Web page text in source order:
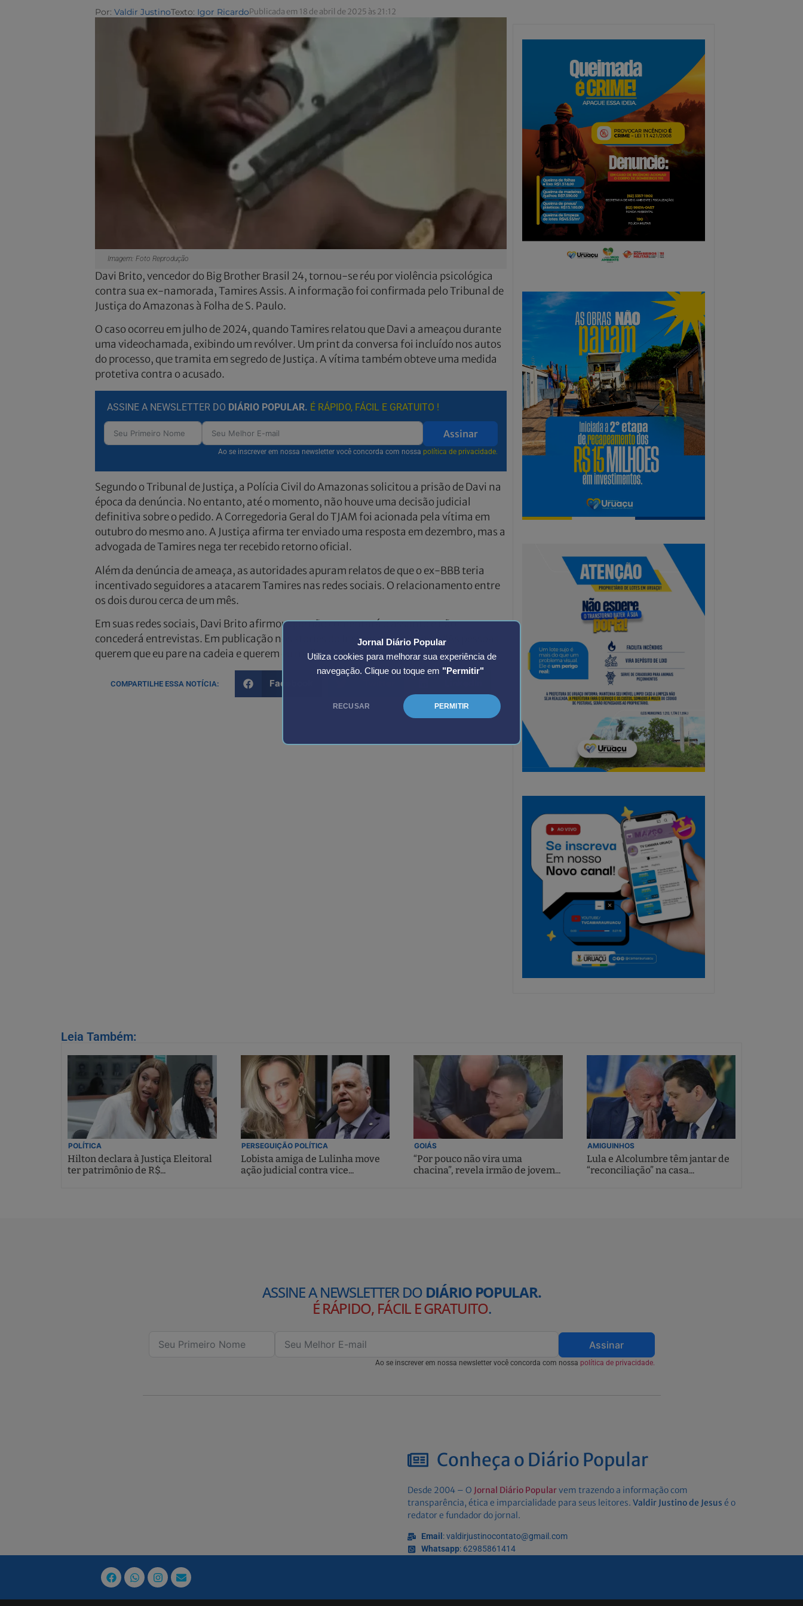
Jornal Diário Popular
Utiliza cookies para melhorar sua experiência de
navegação. Clique ou toque em "Permitir"
RECUSAR PERMITIR
Por: Valdir JustinoTexto: Igor RicardoPublicada em 18 de abril de 2025 às 21:12
Imagem: Foto Reprodução
Davi Brito, vencedor do Big Brother Brasil 24, tornou-se réu por violência psicológica
contra sua ex-namorada, Tamires Assis. A informação foi confirmada pelo Tribunal de
Justiça do Amazonas à Folha de S. Paulo.
O caso ocorreu em julho de 2024, quando Tamires relatou que Davi a ameaçou durante
uma videochamada, exibindo um revólver. Um print da conversa foi incluído nos autos
do processo, que tramita em segredo de Justiça. A vítima também obteve uma medida
protetiva contra o acusado.
ASSINE A NEWSLETTER DO DIÁRIO POPULAR. É RÁPIDO, FÁCIL E GRATUITO !
Assinar
Ao se inscrever em nossa newsletter você concorda com nossa política de privacidade.
Segundo o Tribunal de Justiça, a Polícia Civil do Amazonas solicitou a prisão de Davi na
época da denúncia. No entanto, até o momento, não houve uma decisão judicial
definitiva sobre o pedido. A Corregedoria Geral do TJAM foi acionada pela vítima em
outubro do mesmo ano. A Justiça afirma ter enviado uma resposta em dezembro, mas a
advogada de Tamires nega ter recebido retorno oficial.
Além da denúncia de ameaça, as autoridades apuram relatos de que o ex-BBB teria
incentivado seguidores a atacarem Tamires nas redes sociais. O relacionamento entre
os dois durou cerca de um mês.
Em suas redes sociais, Davi Brito afirmou que não comentará o assunto e não
concederá entrevistas. Em publicação nos stories do Instagram, escreveu: “As pessoas
querem que eu pare na cadeia e querem eu mal”.
COMPARTILHE ESSA NOTÍCIA: Facebook
Leia Também:
POLÍTICA
Hilton declara à Justiça Eleitoral
ter patrimônio de R$...
PERSEGUIÇÃO POLÍTICA
Lobista amiga de Lulinha move
ação judicial contra vice...
GOIÁS
“Por pouco não vira uma
chacina”, revela irmão de jovem...
AMIGUINHOS
Lula e Alcolumbre têm jantar de
“reconciliação” na casa...
ASSINE A NEWSLETTER DO DIÁRIO POPULAR.
É RÁPIDO, FÁCIL E GRATUITO.
Assinar
Ao se inscrever em nossa newsletter você concorda com nossa política de privacidade.
Conheça o Diário Popular
Desde 2004 – O Jornal Diário Popularvem trazendo a informação com
transparência, ética e imparcialidade para seus leitores. Valdir Justino de Jesus é o
redator e fundador do jornal.
Email : valdirjustinocontato@gmail.com
Whatsapp: 62985861414